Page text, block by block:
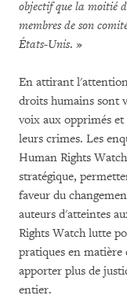
objectif que la moitié
membres de son
États-Unis. »
En attirant
droits humains sont
voix aux opprimés et
leurs crimes. Les
Human Rights
stratégique,
faveur du
auteurs d'atteintes
Rights Watch lutte
pratiques en
apporter plus de
entier.